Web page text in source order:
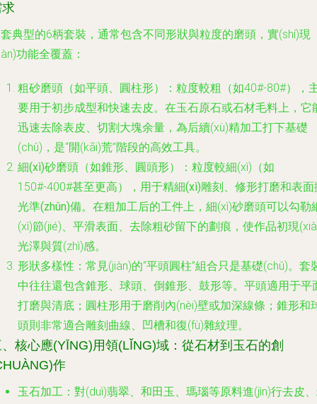
典型的6柄套裝，通常包含不同形狀與粒度的磨頭，實(shí)現
功能全覆蓋：
粗砂磨頭（如平頭、圓柱形）
：粒度較粗（如40#-80#），
要用于初步成型和快速去皮。在玉石原石或石材毛料上，它
迅速去除表皮、切割大塊余量，為后續(xù)精加工打下基礎
(chǔ)，是“開(kāi)荒”階段的高效工具。
細(xì)砂磨頭（如錐形、圓頭形）
：粒度較細(xì)（如
150#-400#甚至更高），用于精細(xì)雕刻、 修形打磨和表面
光準(zhǔn)備。在粗加工后的工件上，細(xì)砂磨頭可以勾勒
(xì)節(jié)、平滑表面、去除粗砂留下的劃痕，使作品初現
光澤與質(zhì)感。
形狀多樣性 ：常見(jiàn)的“平頭圓柱”組合只是基礎(chǔ)。套
中往往還包含錐形、球頭、倒錐形、鼓形等。平頭適用于平
打磨與清底；圓柱形用于磨削內(nèi)壁或加深線條；錐形和
頭則非常適合雕刻曲線、凹槽和復(fù)雜紋理。
核心應(YĪNG)用領(LǏNG)域：從石材到玉石的創
作
玉石加工 ：對(duì)翡翠、和田玉、瑪瑙等原料進(jìn)行去皮